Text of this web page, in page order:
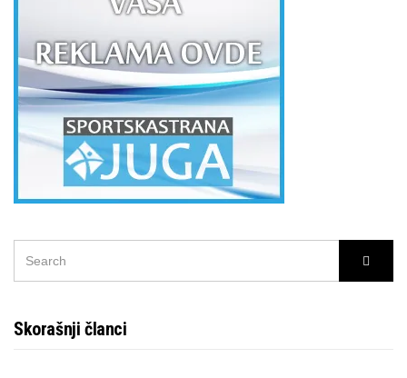
Skorašnji članci